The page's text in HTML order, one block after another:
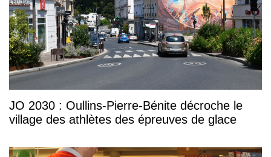
JO 2030 : Oullins-Pierre-Bénite décroche le
village des athlètes des épreuves de glace